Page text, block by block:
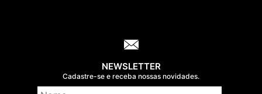
NEWSLETTER
Cadastre-se e receba nossas novidades.